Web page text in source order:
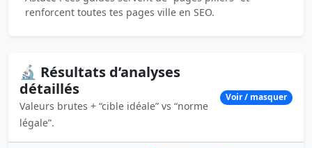
renforcent toutes tes pages ville en SEO.
🔬 Résultats d’analyses
détaillés
Valeurs brutes + “cible idéale” vs “norme
légale”.
Voir / masquer